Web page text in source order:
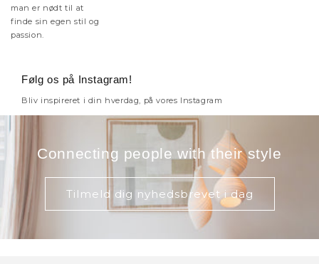
man er nødt til at
finde sin egen stil og
passion.
Følg os på Instagram!
Bliv inspireret i din hverdag, på vores Instagram
Connecting people with their style
Tilmeld dig nyhedsbrevet i dag